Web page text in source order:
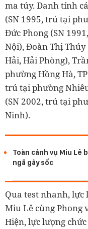
ma túy. Danh tính
(SN 1995, trú tại
Đức Phong (SN
Nội), Đoàn Thị Thúy
Hải, Hải Phòng),
phường Hồng Hà,
trú tại phường
(SN 2002, trú tại
Ninh).
Toàn cảnh vụ Miu Lê
ngã gây sốc
Qua test nhanh, lực
Miu Lê cùng Phong
Hiện, lực lượng